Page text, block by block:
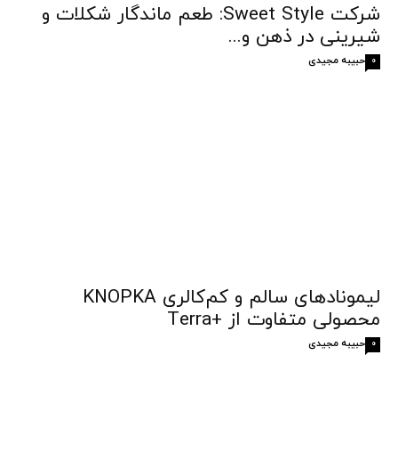
شرکت Sweet Style: طعم ماندگار شکلات و
شیرینی در ذهن و...
حبیبه مجیدی 0
لیمونادهای سالم و کم‌کالری KNOPKA
محصولی متفاوت از +Terra
حبیبه مجیدی 0